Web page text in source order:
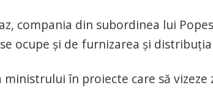
compania din subordinea lui
ocupe și de furnizarea și
ministrului în proiecte care să